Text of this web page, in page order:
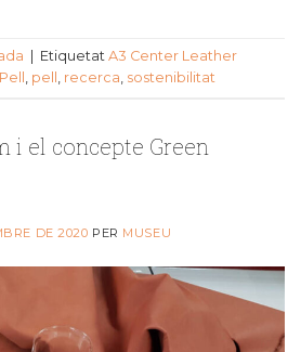
Etiquetat A3 Center Leather
, pell , recerca, sostenibilitat
i el concepte Green
DE 2020 PER MUSEU